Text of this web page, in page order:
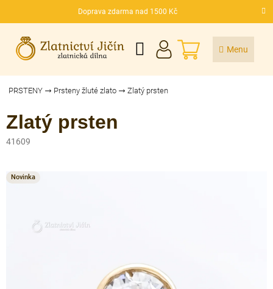
Doprava zdarma nad 1500 Kč
CZK
NÁKUPNÍ
KOŠÍK
PRSTENY Prsteny žluté zlato Zlatý prsten
Zlatý prsten
41609
Novinka